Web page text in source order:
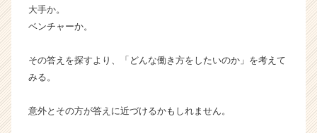
大手か。
ベンチャーか。
その答えを探すより、「どんな働き方をしたいのか」を考えて
みる。
意外とその方が答えに近づけるかもしれません。